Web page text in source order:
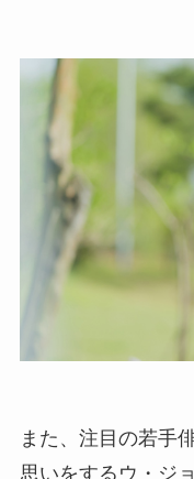
また、注目の若手
思いをするウ・ジ